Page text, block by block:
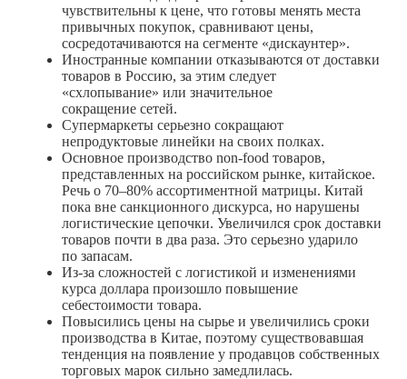
чувствительны к цене, что готовы менять места
привычных покупок, сравнивают цены,
сосредотачиваются на сегменте «дискаунтер».
Иностранные компании отказываются от доставки
товаров в Россию, за этим следует
«схлопывание» или значительное
сокращение сетей.
Супермаркеты серьезно сокращают
непродуктовые линейки на своих полках.
Основное производство non-food товаров,
представленных на российском рынке, китайское.
Речь о 70–80% ассортиментной матрицы. Китай
пока вне санкционного дискурса, но нарушены
логистические цепочки. Увеличился срок доставки
товаров почти в два раза. Это серьезно ударило
по запасам.
Из-за сложностей с логистикой и изменениями
курса доллара произошло повышение
себестоимости товара.
Повысились цены на сырье и увеличились сроки
производства в Китае, поэтому существовавшая
тенденция на появление у продавцов собственных
торговых марок сильно замедлилась.